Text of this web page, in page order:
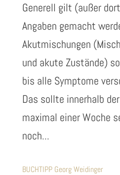
Generell gilt (außer
Angaben gemacht
Akutmischungen
und akute Zustände)
bis alle Symptome
Das sollte innerhalb
maximal einer Woche
noch...
BUCHTIPP Georg Weidinger